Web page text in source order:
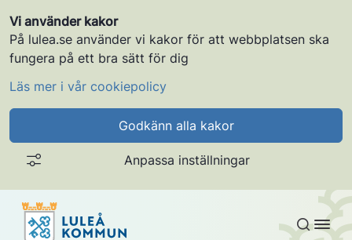
Vi använder kakor
På lulea.se använder vi kakor för att webbplatsen ska
fungera på ett bra sätt för dig
Läs mer i vår cookiepolicy
Godkänn alla kakor
Anpassa inställningar
Gå till innehållet